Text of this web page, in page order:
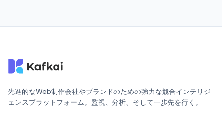
先進的なWeb制作会社やブランドのための強力な競合インテリジ
ェンスプラットフォーム。監視、分析、そして一歩先を行く。